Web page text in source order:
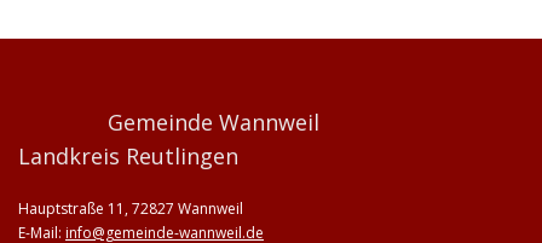
Gemeinde Wannweil
Landkreis Reutlingen
Hauptstraße 11, 72827 Wannweil
E-Mail: info@gemeinde-wannweil.de